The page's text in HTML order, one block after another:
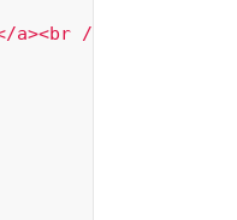
a><br />"